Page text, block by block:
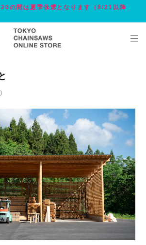
の間は夏季休業となります（8/21以降